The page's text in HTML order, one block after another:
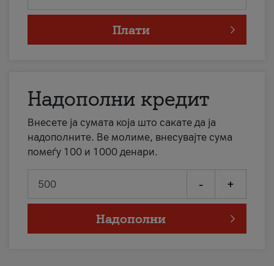
Плати
Надополни кредит
Внесете ја сумата која што сакате да ја
надополните. Ве молиме, внесувајте сума
помеѓу 100 и 1000 денари.
- +
Надополни